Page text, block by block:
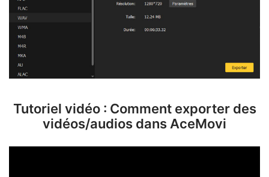
Tutoriel vidéo : Comment exporter des
vidéos/audios dans AceMovi